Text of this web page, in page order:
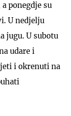
ponegdje su
U nedjelju
jugu. U subotu
udare i
i okrenuti na